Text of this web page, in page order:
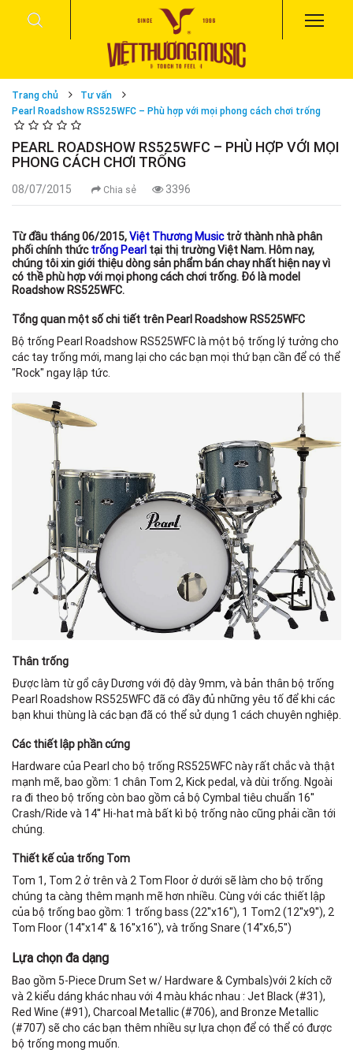
Trang chủ
Tư vấn
Pearl Roadshow RS525WFC – Phù hợp với mọi phong cách chơi trống
PEARL ROADSHOW RS525WFC – PHÙ HỢP VỚI MỌI
PHONG CÁCH CHƠI TRỐNG
08/07/2015 Chia sẻ 3396
Từ đầu tháng 06/2015,Việt Thương Musictrở thành nhà phân
phối chính thứctrống Pearl tại thị trường Việt Nam. Hôm nay,
chúng tôi xin giới thiệu dòng sản phẩm bán chay nhất hiện nay vì
có thề phù hợp với mọi phong cách chơi trống. Đó là model
Roadshow RS525WFC.
Tổng quan một số chi tiết trên Pearl Roadshow RS525WFC
Bộ trống Pearl Roadshow RS525WFC là một bộ trống lý tưởng cho
các tay trống mới, mang lại cho các bạn mọi thứ bạn cần để có thể
"Rock" ngay lập tức.
Thân trống
Được làm từ gổ cây Dương với độ dày 9mm, và bản thân bộ trống
Pearl Roadshow RS525WFC đã có đầy đủ những yêu tố để khi các
bạn khui thùng là các bạn đã có thể sử dụng 1 cách chuyên nghiệp.
Các thiết lập phần cứng
Hardware của Pearl cho bộ trống RS525WFC này rất chắc và thật
mạnh mẽ, bao gồm: 1 chân Tom 2, Kick pedal, và dùi trống. Ngoài
ra đi theo bộ trống còn bao gồm cả bộ Cymbal tiêu chuẩn 16''
Crash/Ride và 14'' Hi-hat mà bất kì bộ trống nào cũng phải cần tới
chúng.
Thiết kế của trống Tom
Tom 1, Tom 2 ở trên và 2 Tom Floor ở dưới sẽ làm cho bộ trống
chúng ta càng thêm mạnh mẽ hơn nhiều. Cùng với các thiết lập
của bộ trống bao gồm: 1 trống bass (22''x16''), 1 Tom2 (12''x9''), 2
Tom Floor (14''x14'' & 16''x16''), và trống Snare (14''x6,5'')
Lựa chọn đa dạng
Bao gồm 5-Piece Drum Set w/ Hardware & Cymbals)với 2 kích cỡ
và 2 kiểu dáng khác nhau với 4 màu khác nhau : Jet Black (#31),
Red Wine (#91), Charcoal Metallic (#706), and Bronze Metallic
(#707) sẽ cho các bạn thêm nhiều sự lựa chọn để có thể có được
bộ trống mong muốn.